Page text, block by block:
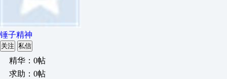
锤子精神
关注 私信
精华：0帖
求助：0帖